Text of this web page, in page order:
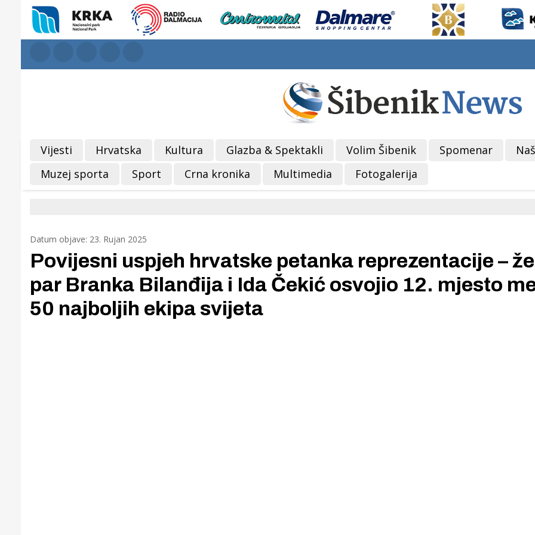
Vijesti Hrvatska Kultura Glazba & Spektakli Volim Šibenik Spomenar
Muzej sporta
Sport Crna kronika Multimedia Fotogalerija
Datum objave: 23. Rujan 2025
Povijesni uspjeh hrvatske petanka reprezentacije –
par Branka Bilanđija i Ida Čekić osvojio 12. mjesto
50 najboljih ekipa svijeta